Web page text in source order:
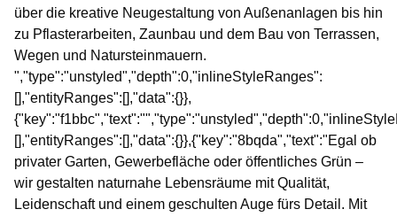
über die kreative Neugestaltung von Außenanlagen bis hin
zu Pflasterarbeiten, Zaunbau und dem Bau von Terrassen,
Wegen und Natursteinmauern.
","type":"unstyled","depth":0,"inlineStyleRanges":
[],"entityRanges":[],"data":{}},
[],"entityRanges":[],"data":{}},{"key":"8bqda","text":"Egal ob
privater Garten, Gewerbefläche oder öffentliches Grün –
wir gestalten naturnahe Lebensräume mit Qualität,
Leidenschaft und einem geschulten Auge fürs Detail. Mit